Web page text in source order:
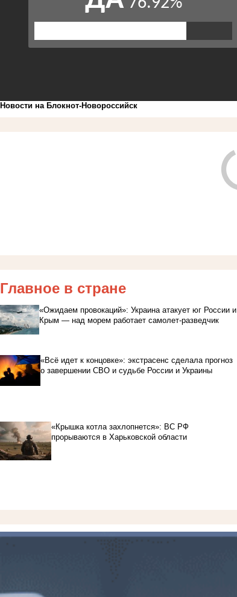
Новости на Блoкнoт-Новороссийск
Главное в стране
«Ожидаем провокаций»: Украина атакует юг России и
Крым — над морем работает самолет-разведчик
«Всё идет к концовке»: экстрасенс сделала прогноз
о завершении СВО и судьбе России и Украины
«Крышка котла захлопнется»: ВС РФ
прорываются в Харьковской области